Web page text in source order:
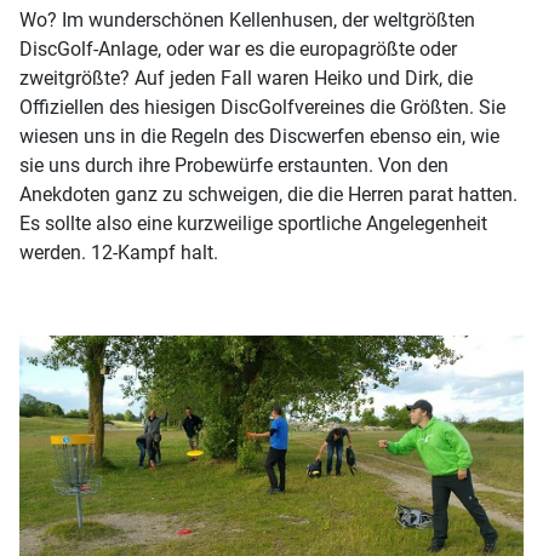
Wo? Im wunderschönen Kellenhusen, der weltgrößten
DiscGolf-Anlage, oder war es die europagrößte oder
zweitgrößte? Auf jeden Fall waren Heiko und Dirk, die
Offiziellen des hiesigen DiscGolfvereines die Größten. Sie
wiesen uns in die Regeln des Discwerfen ebenso ein, wie
sie uns durch ihre Probewürfe erstaunten. Von den
Anekdoten ganz zu schweigen, die die Herren parat hatten.
Es sollte also eine kurzweilige sportliche Angelegenheit
werden. 12-Kampf halt.